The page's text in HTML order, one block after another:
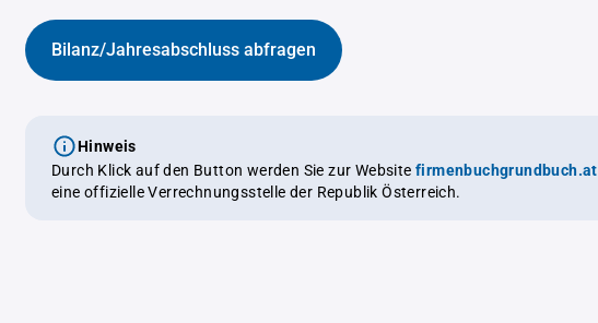
Bilanz/Jahresabschluss abfragen
Hinweis
Durch Klick auf den Button werden Sie zur Website firmenbuchgrundbuch.at
eine offizielle Verrechnungsstelle der Republik Österreich.